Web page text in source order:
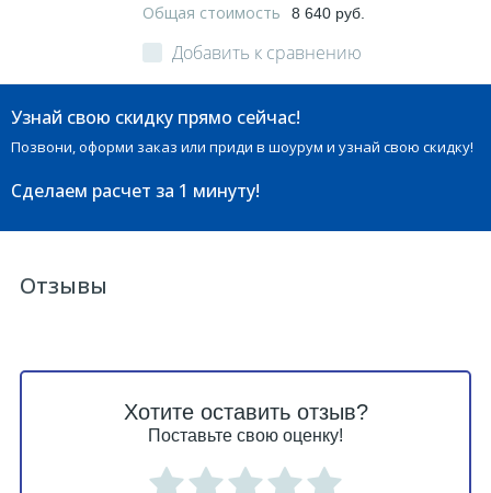
Общая стоимость 8 640 руб.
Добавить к сравнению
Узнай свою скидку прямо сейчас!
Позвони, оформи заказ или приди в шоурум и узнай свою скидку!
Сделаем расчет за 1 минуту!
Отзывы
Хотите оставить отзыв?
Поставьте свою оценку!